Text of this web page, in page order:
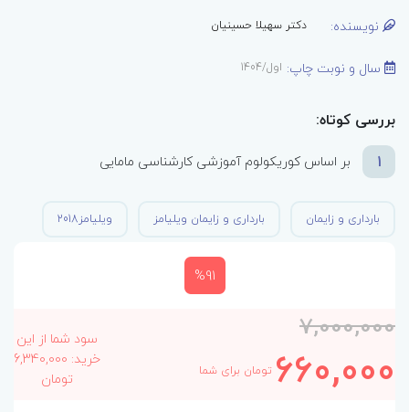
نویسنده: دکتر سهیلا حسینیان
سال و نوبت چاپ: اول/1404
بررسی کوتاه:
1
بر اساس کوریکولوم آموزشی کارشناسی مامایی
بارداری و زایمان بارداری و زایمان ویلیامز ویلیامز2018
%91
7,000,000
660,000 تومان برای شما
سود شما از این
خرید: 6,340,000
تومان